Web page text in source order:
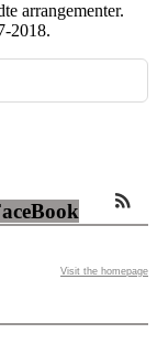
arrangementer.
2018.
Visit the homepage